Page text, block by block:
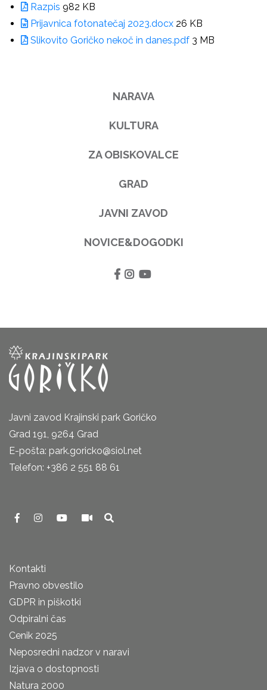
Razpis 982 KB
Prijavnica fotonatečaj 2023.docx 26 KB
Slikovito Goričko nekoč in danes.pdf 3 MB
NARAVA
KULTURA
ZA OBISKOVALCE
GRAD
JAVNI ZAVOD
NOVICE&DOGODKI
Javni zavod Krajinski park Goričko
Grad 191, 9264 Grad
E-pošta: park.goricko@siol.net
Telefon: +386 2 551 88 61
Kontakti
Pravno obvestilo
GDPR in piškotki
Odpiralni čas
Cenik 2025
Neposredni nadzor v naravi
Izjava o dostopnosti
Natura 2000